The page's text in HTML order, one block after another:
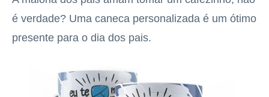
é verdade? Uma caneca personalizada é um ótimo
presente para o dia dos pais.